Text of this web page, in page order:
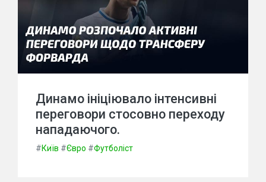
Динамо ініціювало інтенсивні
переговори стосовно переходу
нападаючого.
#Київ #Євро #Футболіст